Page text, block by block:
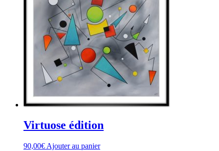
Virtuose édition
90,00€ Ajouter au panier